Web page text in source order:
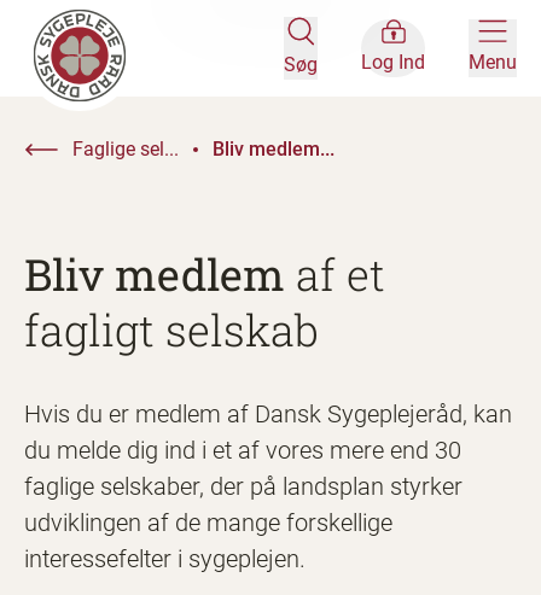
Søg Log Ind Menu
Faglige sel... Bliv medlem...
Bliv medlem af et
fagligt selskab
Hvis du er medlem af Dansk Sygeplejeråd, kan
du melde dig ind i et af vores mere end 30
faglige selskaber, der på landsplan styrker
udviklingen af de mange forskellige
interessefelter i sygeplejen.